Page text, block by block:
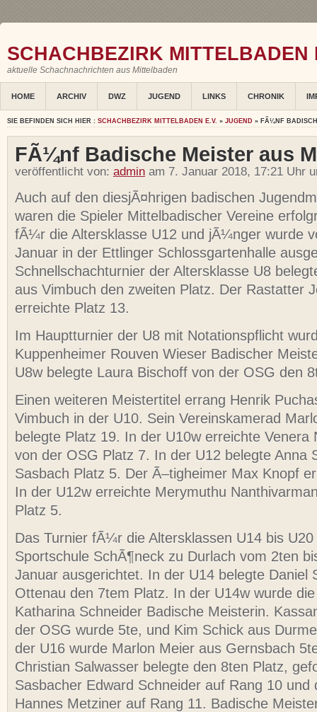
SCHACHBEZIRK MITTELBADEN
aktuelle Schachnachrichten aus Mittelbaden
HOME ARCHIV DWZ JUGEND LINKS CHRONIK
SIE BEFINDEN SICH HIER : SCHACHBEZIRK MITTELBADEN E.V. » JUGEND » FÃ¼NF
FÃ¼nf Badische Meister aus
veröffentlicht von: admin am 7. Januar 2018, 17:21 Uhr
Auch auf den diesjÃ¤hrigen badischen
waren die Spieler Mittelbadischer Vereine
fÃ¼r die Altersklasse U12 und jÃ¼nger wurde
Januar in der Ettlinger Schlossgartenhalle
Schnellschachturnier der Altersklasse U8
aus Vimbuch den zweiten Platz. Der Rastatter
erreichte Platz 13.
Im Hauptturnier der U8 mit Notationspflicht
Kuppenheimer Rouven Wieser Badischer
U8w belegte Laura Bischoff von der OSG den
Einen weiteren Meistertitel errang Henrik
Vimbuch in der U10. Sein Vereinskamerad
belegte Platz 19. In der U10w erreichte Venera
von der OSG Platz 7. In der U12 belegte Anna
Sasbach Platz 5. Der Ã–tigheimer Max Knopf
In der U12w erreichte Merymuthu
Platz 5.
Das Turnier fÃ¼r die Altersklassen U14 bis
Sportschule SchÃ¶neck zu Durlach vom 2ten
Januar ausgerichtet. In der U14 belegte Daniel
Ottenau den 7tem Platz. In der U14w wurde
Katharina Schneider Badische Meisterin.
der OSG wurde 5te, und Kim Schick aus
der U16 wurde Marlon Meier aus Gernsbach
Christian Salwasser belegte den 8ten Platz,
Sasbacher Edward Schneider auf Rang 10 und
Hannes Metziner auf Rang 11. Badische